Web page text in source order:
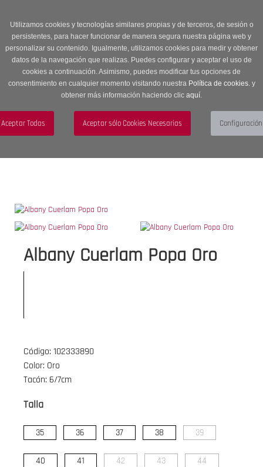
Utilizamos cookies y tecnologías similares propias y de terceros, de sesión o
persistentes, para hacer funcionar de manera segura nuestra página web y
personalizar su contenido. Igualmente, utilizamos cookies para medir y obtener
datos de la navegación que realizas. Puedes configurar y aceptar el uso de
cookies a continuación. Asimismo, puedes modificar tus opciones de
consentimiento en cualquier momento visitando nuestra Política de cookies.y
obtener más información haciendo clic aquí.
descuento en Sección OUTLET con código OUTLET20
navigation
Menú
Albany Cuerlam Popa Oro
Código: 102333890
Color: Oro
Tacón: 6/7cm
Talla
35 36 37 38 39
40 41 42 43 44